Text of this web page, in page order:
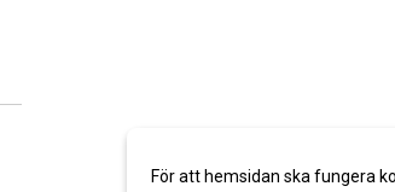
För att hemsidan ska fungera